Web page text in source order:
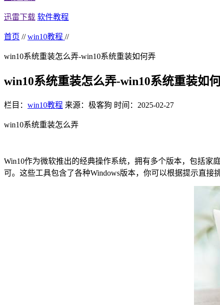
迅雷下载 软件教程
首页 // win10教程 //
win10系统重装怎么弄-win10系统重装如何弄
win10系统重装怎么弄-win10系统重装如
栏目： win10教程 来源：极客狗 时间：2025-02-27
win10系统重装怎么弄
Win10作为微软推出的经典操作系统，拥有多个版本，包括
可。这些工具包含了各种Windows版本，你可以根据提示直